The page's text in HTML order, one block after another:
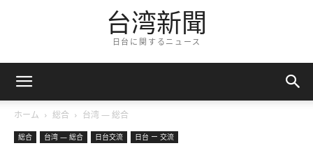
台湾新聞
日台に関するニュース
ホーム 総合 台湾 — 総合
総合 台湾 — 総合 日台交流 日台 ー 交流